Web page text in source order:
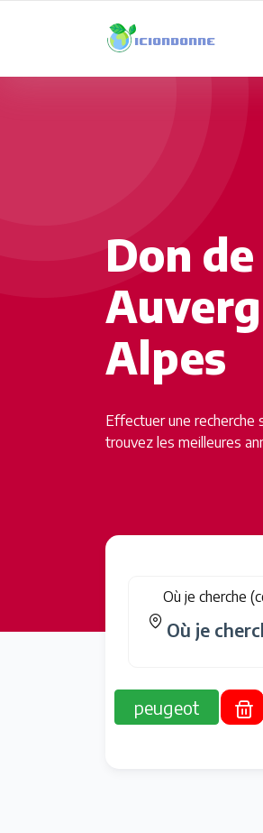
Don
Alpes
Effectuer une recherche
trouvez les meilleures
Où je cherche
peugeot